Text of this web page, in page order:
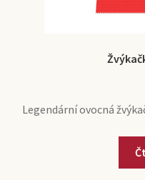
Legendární ovocná